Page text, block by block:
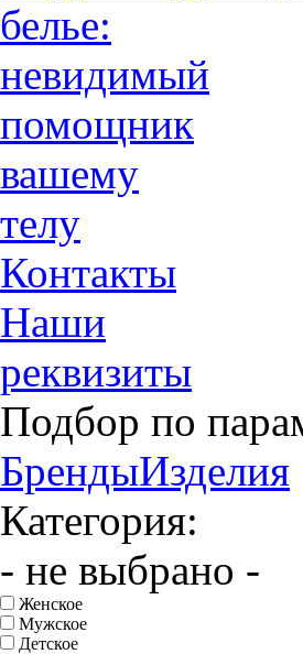
белье:
невидимый
помощник
вашему
телу
Контакты
Наши
реквизиты
Подбор по
БрендыИзделия
Категория:
- не выбрано -
Женское
Мужское
Детское